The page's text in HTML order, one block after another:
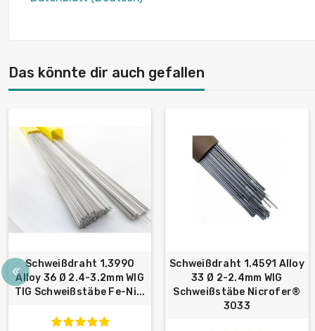
Das könnte dir auch gefallen
Schweißdraht 1.3990
Alloy 36 Ø 2.4-3.2mm WIG
TIG Schweißstäbe Fe-Ni...
Schweißdraht 1.4591 Alloy
33 Ø 2-2.4mm WIG
Schweißstäbe Nicrofer®
3033